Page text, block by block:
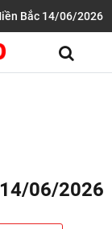
Bắc 14/06/2026
14/06/2026